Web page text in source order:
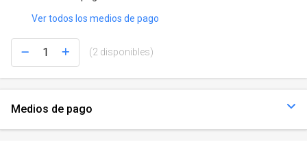
Ver todos los medios de pago
(2 disponibles)
Medios de pago